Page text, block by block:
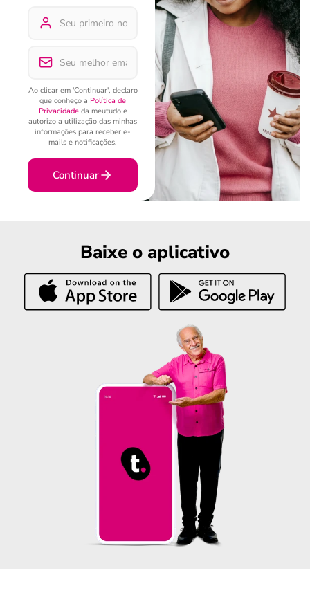
Ao clicar em 'Continuar', declaro
que conheço a Política de
Privacidadeda meutudo e
autorizo a utilização das minhas
informações para receber e-
mails e notificações.
Continuar
Baixe o aplicativo